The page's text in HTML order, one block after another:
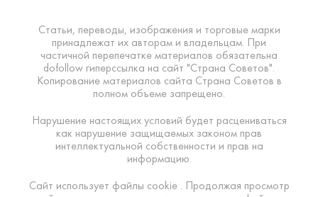
Статьи, переводы, изображения и торговые марки
принадлежат их авторам и владельцам. При
частичной перепечатке материалов обязательна
dofollow гиперссылка на сайт "Страна Советов".
Копирование материалов сайта Страна Советов в
полном объеме запрещено.
Нарушение настоящих условий будет расцениваться
как нарушение защищаемых законом прав
интеллектуальной собственности и прав на
информацию.
Сайт использует файлы cookie . Продолжая просмотр